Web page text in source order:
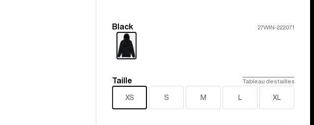
Couleur
Black 27WIN-222071
Taille
Taille Tableau des tailles
XS S M XL